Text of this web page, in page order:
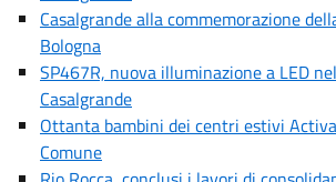
Casalgrande alla commemorazione
Bologna
SP467R, nuova illuminazione a LED
Casalgrande
Ottanta bambini dei centri estivi
Comune